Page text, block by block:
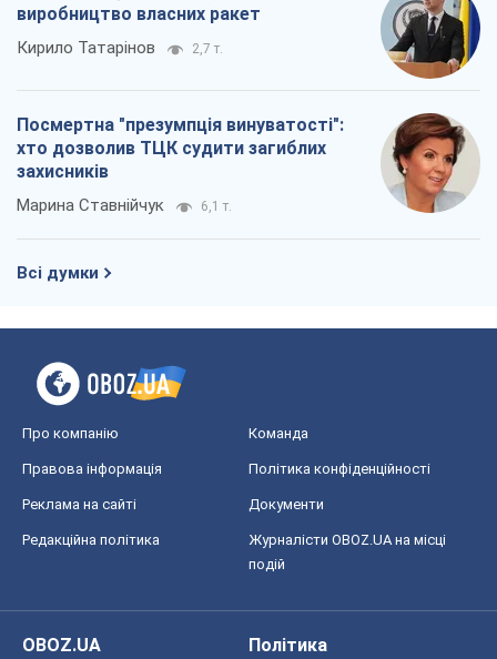
виробництво власних ракет
Кирило Татарінов 2,7 т.
Посмертна "презумпція винуватості":
хто дозволив ТЦК судити загиблих
захисників
Марина Ставнійчук 6,1 т.
Всі думки
Про компанію Команда
Правова інформація Політика конфіденційності
Реклама на сайті Документи
Редакційна політика
Журналісти OBOZ.UA на місці
подій
OBOZ.UA
Політика